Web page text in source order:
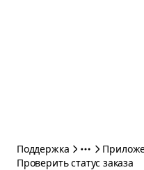
Поддержка
Проверить cтатус заказа